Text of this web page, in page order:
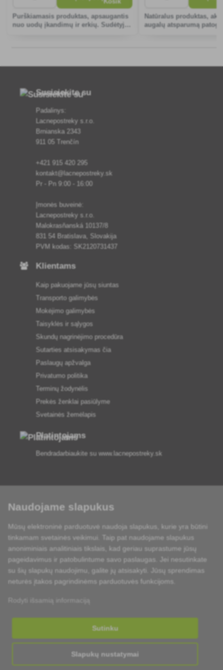
Purškiamasis produktas, apsaugantis
nuo uodų įkandimų ir erkių. Sudėtyje
Natūralus produktas,
augalų atsparumą
Susisiekite su
Padalinys:
Lacnepostreky s.r.o.
Brnianska 2343
911 05 Trenčín
+421 915 420 295
kontakt@lacnepostreky.sk
Pr - Pn 9:00 - 16:00
Įmonės buveinė:
Lacnepostreky s.r.o.
Malokrasňanská 10137/8
831 54 Bratislava, Slovakija
PVM kodas: SK2120731437
Klientams
Kaip pakuojame jūsų siuntas
Transporto galimybės
Mokėjimo galimybės
Taisyklės ir sąlygos
Skundų nagrinėjimo procedūra
Sutarties atsisakymas čia
Paslaugų apžvalga
Privatumo politika
Terminų žodynėlis
Prekės ženklai pasiūlyme
Svetainės žemėlapis
Platintojams
Bendradarbiaukite su www.lacnepostreky.sk
Visada suteiksime jums ekspertų patarimų
Skundai išnagrinėjami per 24 val
Pristatymas per 24 h nuo pirmadienio iki penktadienio
Naudojame slapukus
Mūsų elektroninė parduotuvė naudoja slapukus, kurie yra būtini
tinkamam svetainės veikimui. Taip pat naudojame slapukus
anoniminiais analitiniais tikslais, kad geriau suprastume jūsų
pageidavimus ir patobulintume savo paslaugas. Jei nesutinkate
su šių slapukų naudojimu, galite jų atsisakyti. Jūsų sprendimas
neturės įtakos pagrindinėms parduotuvės funkcijoms.
Rodyti išsamią informaciją
Sutinku
Slapukų nustatymai